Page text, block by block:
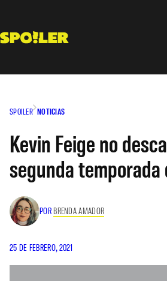
contenido
SPOILER NOTICIAS
Kevin Feige no
segunda temporada
POR BRENDA AMADOR
25 DE FEBRERO, 2021